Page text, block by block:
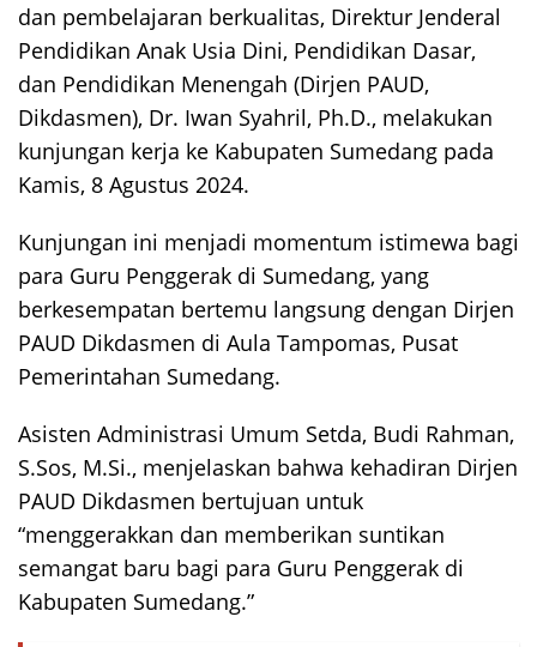
dan pembelajaran berkualitas, Direktur Jenderal
Pendidikan Anak Usia Dini, Pendidikan Dasar,
dan Pendidikan Menengah (Dirjen PAUD,
Dikdasmen), Dr. Iwan Syahril, Ph.D., melakukan
kunjungan kerja ke Kabupaten Sumedang pada
Kamis, 8 Agustus 2024.
Kunjungan ini menjadi momentum istimewa bagi
para Guru Penggerak di Sumedang, yang
berkesempatan bertemu langsung dengan Dirjen
PAUD Dikdasmen di Aula Tampomas, Pusat
Pemerintahan Sumedang.
Asisten Administrasi Umum Setda, Budi Rahman,
S.Sos, M.Si., menjelaskan bahwa kehadiran Dirjen
PAUD Dikdasmen bertujuan untuk
“menggerakkan dan memberikan suntikan
semangat baru bagi para Guru Penggerak di
Kabupaten Sumedang.”